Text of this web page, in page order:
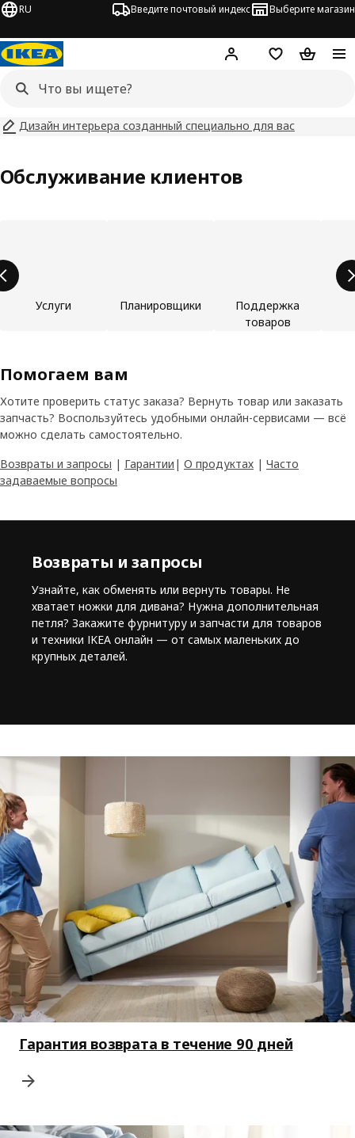
RU Введите почтовый индекс Выберите магазин
Hej! ВойтиСписокКорзина
Дизайн интерьера созданный специально для вас
Обслуживание клиентов
Услуги Планировщики
Поддержка
товаров
Помогаем вам
Хотите проверить статус заказа? Вернуть товар или заказать
запчасть? Воспользуйтесь удобными онлайн-сервисами — всё
можно сделать самостоятельно.
Возвраты и запросы | Гарантии | О продуктах | Часто
задаваемые вопросы
Возвраты и запросы
Узнайте, как обменять или вернуть товары. Не
хватает ножки для дивана? Нужна дополнительная
петля? Закажите фурнитуру и запчасти для товаров
и техники IKEA онлайн — от самых маленьких до
крупных деталей.
Гарантия возврата в течение 90 дней